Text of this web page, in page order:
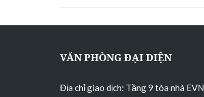
VĂN PHÒNG ĐẠI DIỆN
Địa chỉ giao dịch: Tầng 9 tòa nhà EVN